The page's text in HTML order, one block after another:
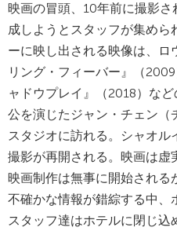
映画の冒頭、10年前に撮影
成しようとスタッフが集めら
ーに映し出される映像は、
リング・フィーバー』（
ャドウプレイ』（2018）な
公を演じたジャン・チェン（
スタジオに訪れる。シャオル
撮影が再開される。映画は虚
映画制作は無事に開始される
不確かな情報が錯綜する中、
スタッフ達はホテルに閉じ